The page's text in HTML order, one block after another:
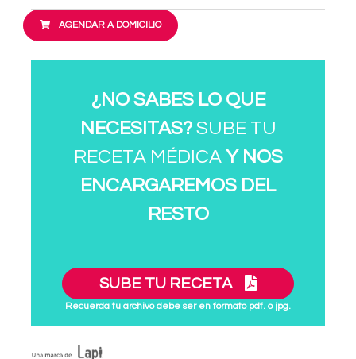
AGENDAR A DOMICILIO
¿NO SABES LO QUE
NECESITAS?SUBE TU
RECETA MÉDICA Y NOS
ENCARGAREMOS DEL
RESTO
SUBE TU RECETA
Recuerda tu archivo debe ser en formato pdf. o jpg.